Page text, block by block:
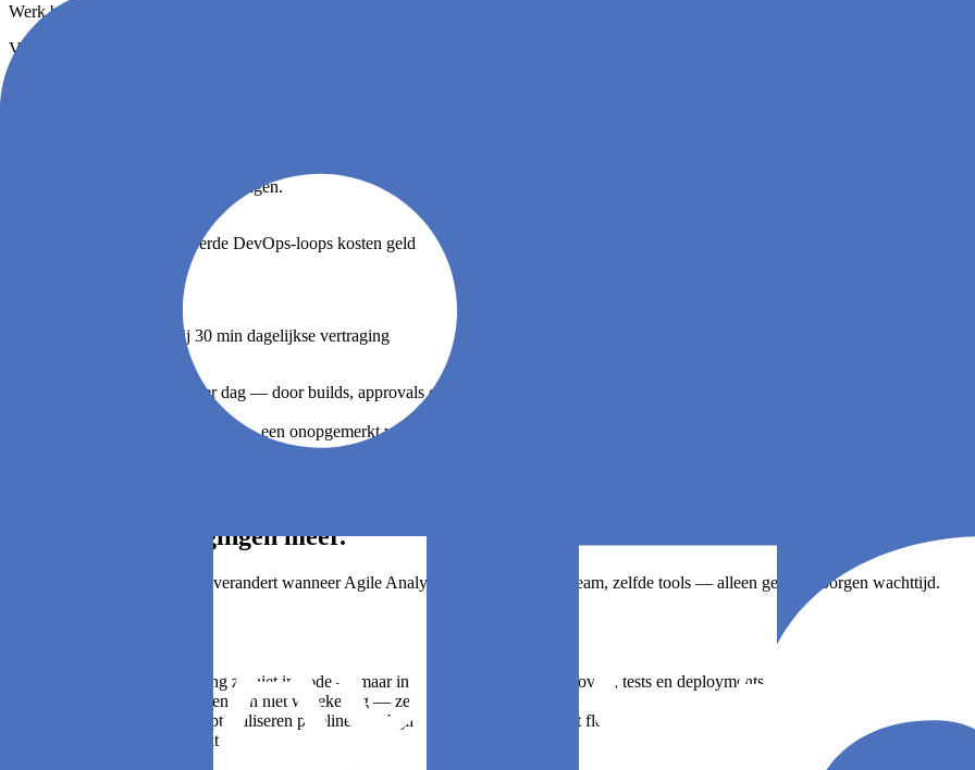
Werk blijft hangen tussen teams.
Vertraging zit verscholen in eigenaarschap en afstemming.
03 / Cognitief
Te veel context, te veel onderbrekingen.
Meer fouten, tragere delivery.
03 · De kosten — geblokkeerde DevOps-loops kosten geld
per engineer · per jaar · bij 30 min dagelijkse vertraging
Geblokkeerd per engineer, per dag — door builds, approvals en wachttijd
Voor een middelgrote organisatie — een onopgemerkt verlies van een half miljoen euro.
Geen dure vertragingen meer.
Maak de switch en zie wat er verandert wanneer Agile Analytics aan staat. Zelfde team, zelfde tools — alleen geen verborgen wachttijd.
De meeste vertraging zit niet in code — maar in wachten op builds, approvals, tests en deployments
De meeste incidenten zijn niet willekeurig — ze zijn structureel
De meeste teams optimaliseren pipelines — Agile Analytics optimaliseert flow
05 · Engineering productiviteit